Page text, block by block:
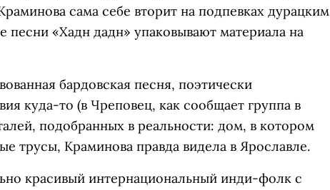
сама себе вторит на подпевках дурацким
«Хадн дадн» упаковывают материала на
бардовская песня, поэтически
куда-то (в Чреповец, как сообщает группа в
подобранных в реальности: дом, в котором
трусы, Краминова правда видела в Ярославле.
красивый интернациональный инди-фолк с